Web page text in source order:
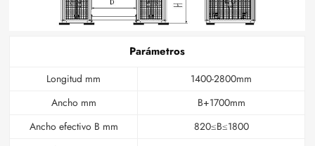
Parámetros
Longitud mm
1400-2800mm
Ancho mm
B+1700mm
Ancho efectivo B mm
820≤B≤1800